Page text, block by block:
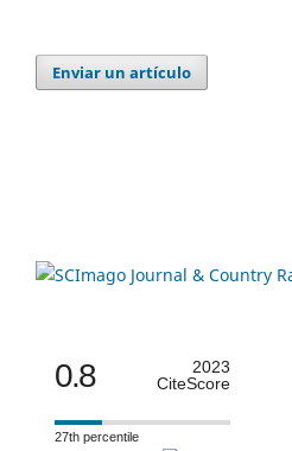
Enviar un artículo
0.8
2023
CiteScore
27th percentile